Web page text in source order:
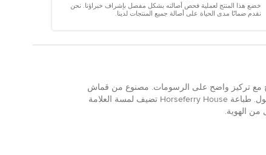
خضع هذا المنتج لعملية فحص أصالته بشكل مفصل بإشراف خبراؤنا. نحن
نقدم ضمانًا مدى الحياة على أصالة جميع المنتجات لدينا.
مع تركيز واضح على الرسومات. مصنوع من قماش
الفوتيري الرمادي، يتميز ببنية ناعمة تعمل عبر الفصول. طباعة Horseferry House تضيف لمسة العلامة
من الهوية.